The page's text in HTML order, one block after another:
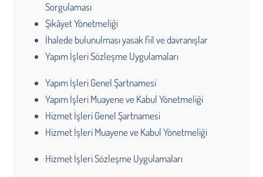
Sorgulaması
Şikâyet Yönetmeliği
İhalede bulunulması yasak fiil ve davranışlar
Yapım İşleri Sözleşme Uygulamaları
Yapım İşleri Genel Şartnamesi
Yapım İşleri Muayene ve Kabul Yönetmeliği
Hizmet İşleri Genel Şartnamesi
Hizmet İşleri Muayene ve Kabul Yönetmeliği
Hizmet İşleri Sözleşme Uygulamaları